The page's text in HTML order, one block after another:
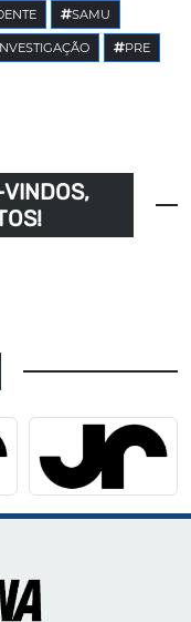
SAMU
PRE